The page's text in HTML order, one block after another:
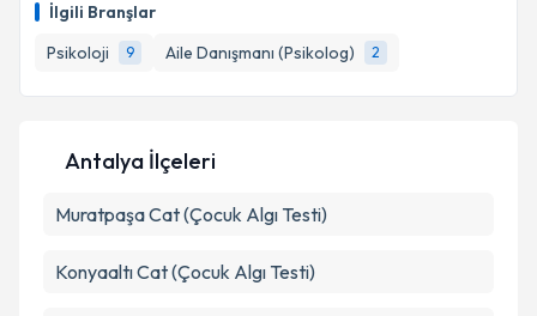
İlgili Branşlar
Psikoloji
9 Aile Danışmanı (Psikolog) 2
takvim hazırlandığında e-posta ile bilgilendireceğiz.
E-posta Adresiniz
Metni'ni okudum ve kişisel verilerimin belirtilen
Antalya İlçeleri
MuratpaşaCat (Çocuk Algı Testi)
KonyaaltıCat (Çocuk Algı Testi)